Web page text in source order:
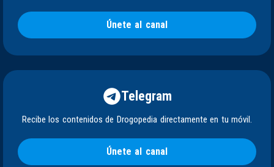
Únete al canal
Telegram
Recibe los contenidos de Drogopedia directamente en tu móvil.
Únete al canal